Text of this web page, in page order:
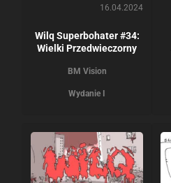
16.04.2024
Wilq Superbohater #34:
Wielki Przedwieczorny
BM Vision
Wydanie I